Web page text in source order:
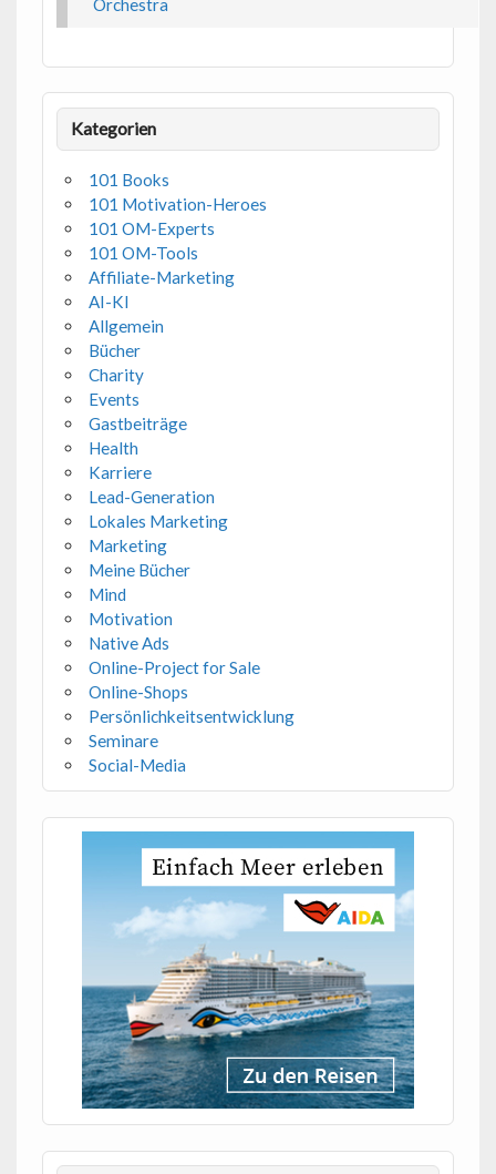
Orchestra
Kategorien
101 Books
101 Motivation-Heroes
101 OM-Experts
101 OM-Tools
Affiliate-Marketing
AI-KI
Allgemein
Bücher
Charity
Events
Gastbeiträge
Health
Karriere
Lead-Generation
Lokales Marketing
Marketing
Meine Bücher
Mind
Motivation
Native Ads
Online-Project for Sale
Online-Shops
Persönlichkeitsentwicklung
Seminare
Social-Media